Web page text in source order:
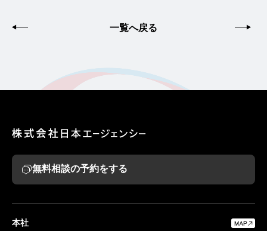
一覧へ戻る
無料相談の予約をする
本社